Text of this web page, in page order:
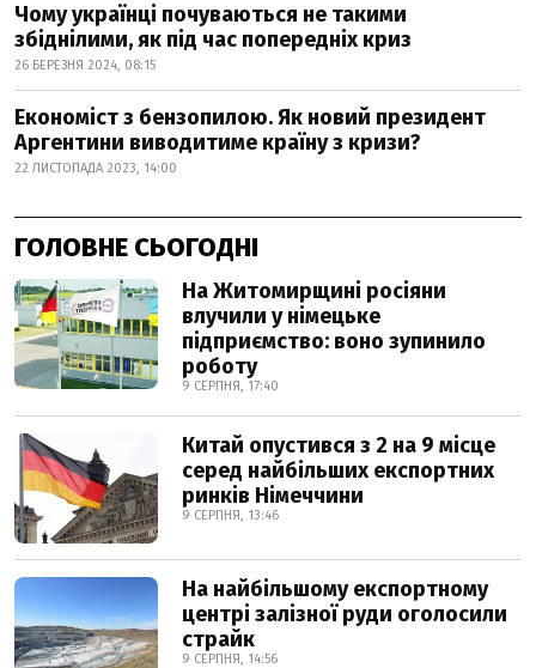
Чому українці почуваються не такими
збіднілими, як під час попередніх криз
26 БЕРЕЗНЯ 2024, 08:15
Економіст з бензопилою. Як новий президент
Аргентини виводитиме країну з кризи?
22 ЛИСТОПАДА 2023, 14:00
ГОЛОВНЕ СЬОГОДНІ
На Житомирщині росіяни
влучили у німецьке
підприємство: воно зупинило
роботу
9 СЕРПНЯ, 17:40
Китай опустився з 2 на 9 місце
серед найбільших експортних
ринків Німеччини
9 СЕРПНЯ, 13:46
На найбільшому експортному
центрі залізної руди оголосили
страйк
9 СЕРПНЯ, 14:56